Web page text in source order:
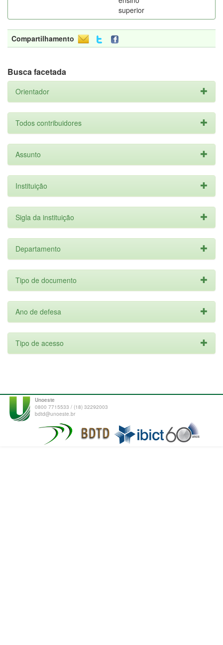
superior
Compartilhamento
Busca facetada
Orientador
Todos contribuidores
Assunto
Instituição
Sigla da instituição
Departamento
Tipo de documento
Ano de defesa
Tipo de acesso
Unoeste
0800 7715533 / (18) 32292003
bdtd@unoeste.br